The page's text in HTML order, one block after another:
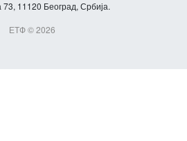
73, 11120 Београд, Србија.
ЕТФ © 2026